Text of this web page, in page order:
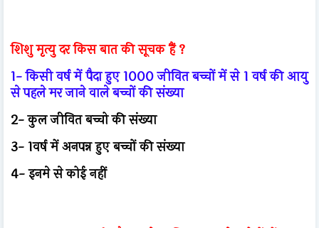
शिशु मृत्यु दर किस बात की सूचक हैं ?
1- किसी वर्ष में पैदा हुए 1000 जीवित बच्चों में से 1 वर्ष की आयु
से पहले मर जाने वाले बच्चों की संख्या
2- कुल जीवित बच्चो की संख्या
3- 1वर्ष में अनपन्न हुए बच्चों की संख्या
4- इनमे से कोई नहीं